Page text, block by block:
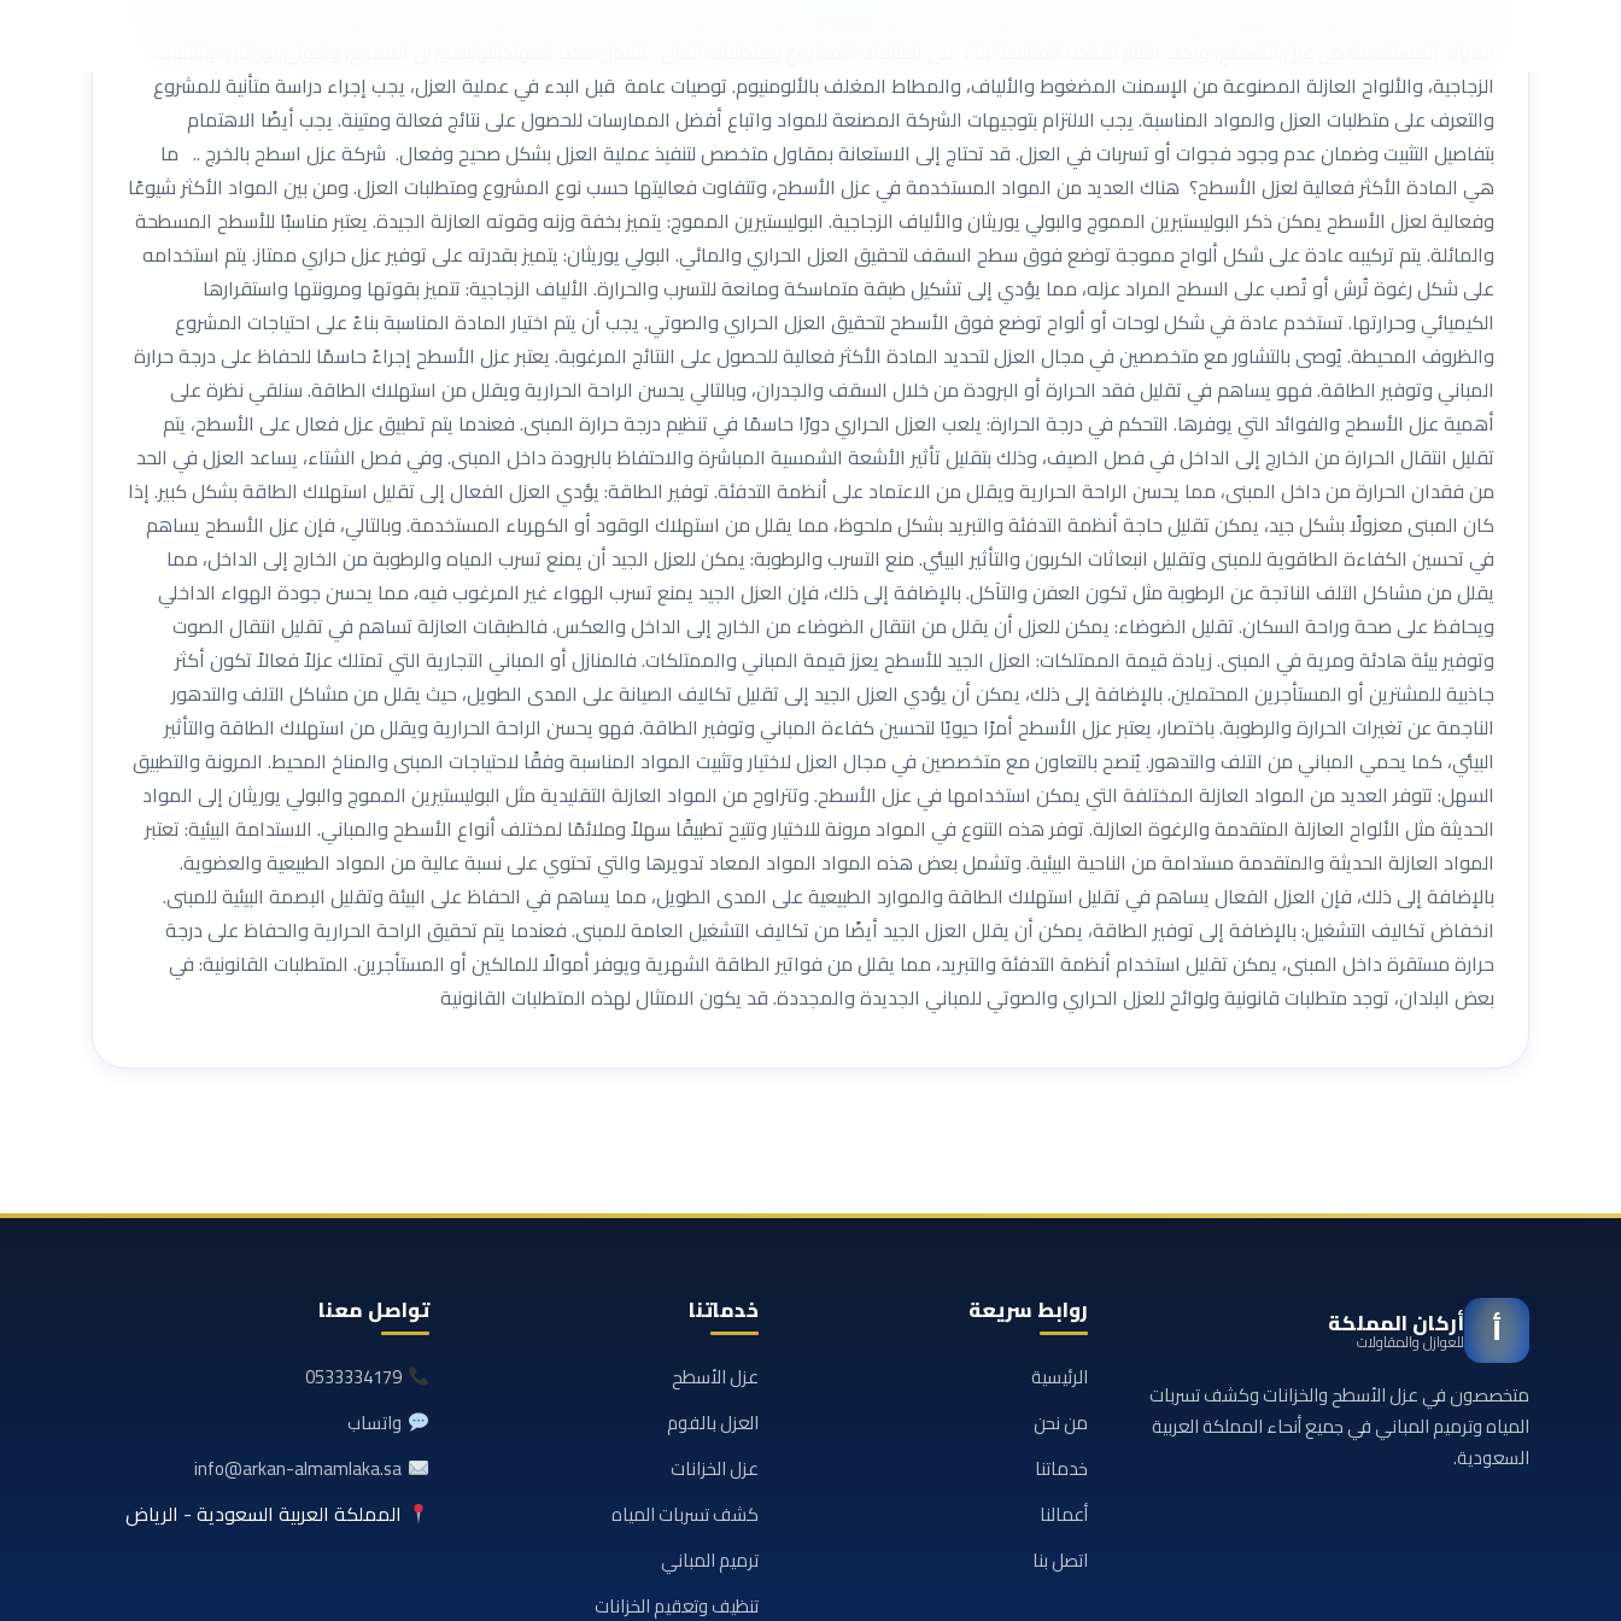
الزجاجية، والألواح العازلة المصنوعة من الإسمنت المضغوط والألياف، والمطاط المغلف بالألومنيوم. توصيات عامة قبل البدء في عملية العزل، يجب إجراء دراسة متأنية للمشروع
والتعرف على متطلبات العزل والمواد المناسبة. يجب الالتزام بتوجيهات الشركة المصنعة للمواد واتباع أفضل الممارسات للحصول على نتائج فعالة ومتينة. يجب أيضًا الاهتمام
بتفاصيل التثبيت وضمان عدم وجود فجوات أو تسربات في العزل. قد تحتاج إلى الاستعانة بمقاول متخصص لتنفيذ عملية العزل بشكل صحيح وفعال. شركة عزل اسطح بالخرج .. ما
هي المادة الأكثر فعالية لعزل الأسطح؟ هناك العديد من المواد المستخدمة في عزل الأسطح، وتتفاوت فعاليتها حسب نوع المشروع ومتطلبات العزل. ومن بين المواد الأكثر شيوعًا
وفعالية لعزل الأسطح يمكن ذكر البوليستيرين المموج والبولي يوريثان والألياف الزجاجية. البوليستيرين المموج: يتميز بخفة وزنه وقوته العازلة الجيدة. يعتبر مناسبًا للأسطح المسطحة
والمائلة. يتم تركيبه عادة على شكل ألواح مموجة توضع فوق سطح السقف لتحقيق العزل الحراري والمائي. البولي يوريثان: يتميز بقدرته على توفير عزل حراري ممتاز. يتم استخدامه
على شكل رغوة تُرش أو تُصب على السطح المراد عزله، مما يؤدي إلى تشكيل طبقة متماسكة ومانعة للتسرب والحرارة. الألياف الزجاجية: تتميز بقوتها ومرونتها واستقرارها
الكيميائي وحرارتها. تستخدم عادة في شكل لوحات أو ألواح توضع فوق الأسطح لتحقيق العزل الحراري والصوتي. يجب أن يتم اختيار المادة المناسبة بناءً على احتياجات المشروع
والظروف المحيطة. يُوصى بالتشاور مع متخصصين في مجال العزل لتحديد المادة الأكثر فعالية للحصول على النتائج المرغوبة. يعتبر عزل الأسطح إجراءً حاسمًا للحفاظ على درجة حرارة
المباني وتوفير الطاقة. فهو يساهم في تقليل فقد الحرارة أو البرودة من خلال السقف والجدران، وبالتالي يحسن الراحة الحرارية ويقلل من استهلاك الطاقة. سنلقي نظرة على
أهمية عزل الأسطح والفوائد التي يوفرها. التحكم في درجة الحرارة: يلعب العزل الحراري دورًا حاسمًا في تنظيم درجة حرارة المبنى. فعندما يتم تطبيق عزل فعال على الأسطح، يتم
تقليل انتقال الحرارة من الخارج إلى الداخل في فصل الصيف، وذلك بتقليل تأثير الأشعة الشمسية المباشرة والاحتفاظ بالبرودة داخل المبنى. وفي فصل الشتاء، يساعد العزل في الحد
من فقدان الحرارة من داخل المبنى، مما يحسن الراحة الحرارية ويقلل من الاعتماد على أنظمة التدفئة. توفير الطاقة: يؤدي العزل الفعال إلى تقليل استهلاك الطاقة بشكل كبير. إذا
كان المبنى معزولًا بشكل جيد، يمكن تقليل حاجة أنظمة التدفئة والتبريد بشكل ملحوظ، مما يقلل من استهلاك الوقود أو الكهرباء المستخدمة. وبالتالي، فإن عزل الأسطح يساهم
في تحسين الكفاءة الطاقوية للمبنى وتقليل انبعاثات الكربون والتأثير البيئي. منع التسرب والرطوبة: يمكن للعزل الجيد أن يمنع تسرب المياه والرطوبة من الخارج إلى الداخل، مما
يقلل من مشاكل التلف الناتجة عن الرطوبة مثل تكون العفن والتآكل. بالإضافة إلى ذلك، فإن العزل الجيد يمنع تسرب الهواء غير المرغوب فيه، مما يحسن جودة الهواء الداخلي
ويحافظ على صحة وراحة السكان. تقليل الضوضاء: يمكن للعزل أن يقلل من انتقال الضوضاء من الخارج إلى الداخل والعكس. فالطبقات العازلة تساهم في تقليل انتقال الصوت
وتوفير بيئة هادئة ومرية في المبنى. زيادة قيمة الممتلكات: العزل الجيد للأسطح يعزز قيمة المباني والممتلكات. فالمنازل أو المباني التجارية التي تمتلك عزلاً فعالاً تكون أكثر
جاذبية للمشترين أو المستأجرين المحتملين. بالإضافة إلى ذلك، يمكن أن يؤدي العزل الجيد إلى تقليل تكاليف الصيانة على المدى الطويل، حيث يقلل من مشاكل التلف والتدهور
الناجمة عن تغيرات الحرارة والرطوبة. باختصار، يعتبر عزل الأسطح أمرًا حيويًا لتحسين كفاءة المباني وتوفير الطاقة. فهو يحسن الراحة الحرارية ويقلل من استهلاك الطاقة والتأثير
البيئي، كما يحمي المباني من التلف والتدهور. يُنصح بالتعاون مع متخصصين في مجال العزل لاختيار وتثبيت المواد المناسبة وفقًا لاحتياجات المبنى والمناخ المحيط. المرونة والتطبيق
السهل: تتوفر العديد من المواد العازلة المختلفة التي يمكن استخدامها في عزل الأسطح. وتتراوح من المواد العازلة التقليدية مثل البوليستيرين المموج والبولي يوريثان إلى المواد
الحديثة مثل الألواح العازلة المتقدمة والرغوة العازلة. توفر هذه التنوع في المواد مرونة للاختيار وتتيح تطبيقًا سهلاً وملائمًا لمختلف أنواع الأسطح والمباني. الاستدامة البيئية: تعتبر
المواد العازلة الحديثة والمتقدمة مستدامة من الناحية البيئية. وتشمل بعض هذه المواد المواد المعاد تدويرها والتي تحتوي على نسبة عالية من المواد الطبيعية والعضوية.
بالإضافة إلى ذلك، فإن العزل الفعال يساهم في تقليل استهلاك الطاقة والموارد الطبيعية على المدى الطويل، مما يساهم في الحفاظ على البيئة وتقليل البصمة البيئية للمبنى.
انخفاض تكاليف التشغيل: بالإضافة إلى توفير الطاقة، يمكن أن يقلل العزل الجيد أيضًا من تكاليف التشغيل العامة للمبنى. فعندما يتم تحقيق الراحة الحرارية والحفاظ على درجة
حرارة مستقرة داخل المبنى، يمكن تقليل استخدام أنظمة التدفئة والتبريد، مما يقلل من فواتير الطاقة الشهرية ويوفر أموالًا للمالكين أو المستأجرين. المتطلبات القانونية: في
بعض البلدان، توجد متطلبات قانونية ولوائح للعزل الحراري والصوتي للمباني الجديدة والمجددة. قد يكون الامتثال لهذه المتطلبات القانونية
أ أركان المملكة
للعوازل والمقاولات
متخصصون في عزل الأسطح والخزانات وكشف تسربات
المياه وترميم المباني في جميع أنحاء المملكة العربية
السعودية.
روابط سريعة
الرئيسية
من نحن
خدماتنا
أعمالنا
اتصل بنا
خدماتنا
عزل الأسطح
العزل بالفوم
عزل الخزانات
كشف تسربات المياه
ترميم المباني
تنظيف وتعقيم الخزانات
تواصل معنا
0533334179
واتساب
info@arkan-almamlaka.sa
المملكة العربية السعودية - الرياض